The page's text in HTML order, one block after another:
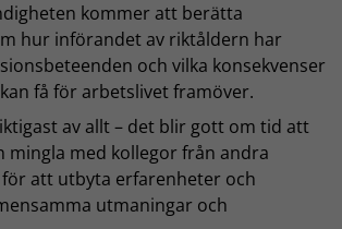
kommer att berätta
hur införandet av riktåldern har
och vilka konsekvenser
få för arbetslivet framöver.
av allt – det blir gott om tid att
mingla med kollegor från andra
att utbyta erfarenheter och
utmaningar och